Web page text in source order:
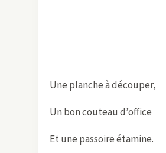
Une planche à découper,
Un bon couteau d’office
Et une passoire étamine.